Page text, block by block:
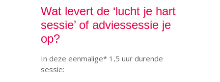
Wat levert de ‘lucht je hart
sessie’ of adviessessie je
op?
In deze eenmalige* 1,5 uur durende
sessie: